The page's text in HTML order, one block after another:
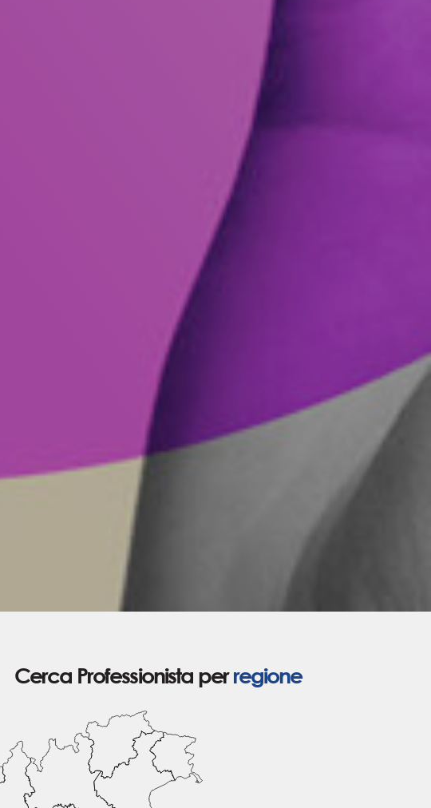
Cerca Professionista perregione